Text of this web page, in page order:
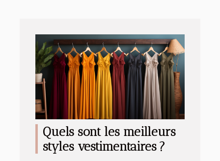
Quels sont les meilleurs
styles vestimentaires ?